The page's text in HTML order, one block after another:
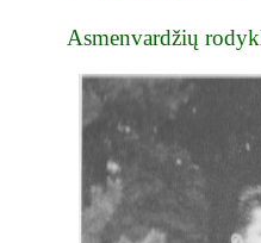
Asmenvardžių